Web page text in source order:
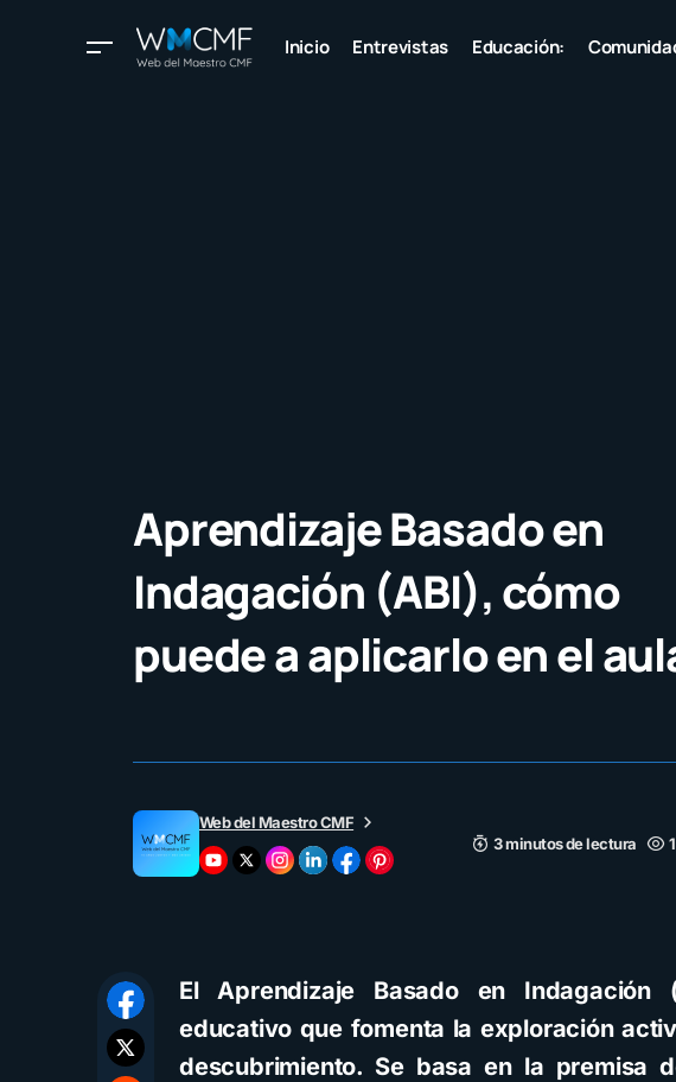
Inicio Entrevistas Educación:
Aprendizaje Basado en
Indagación (ABI), cómo
puede a aplicarlo en el
Web del Maestro CMF
3 minutos de lectura
El Aprendizaje Basado en
educativo que fomenta la exploración
descubrimiento. Se basa en la premisa